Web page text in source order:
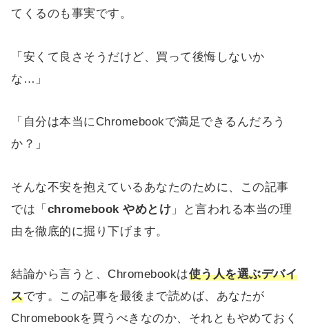
てくるのも事実です。
「安くて良さそうだけど、買って後悔しないか
な…」
「自分は本当にChromebookで満足できるんだろう
か？」
そんな不安を抱えているあなたのために、この記事
では「 chromebook やめとけ 」と言われる本当の理
由を徹底的に掘り下げます。
結論から言うと、Chromebookは使う人を選ぶデバイ
スです。この記事を最後まで読めば、あなたが
Chromebookを買うべきなのか、それともやめておく